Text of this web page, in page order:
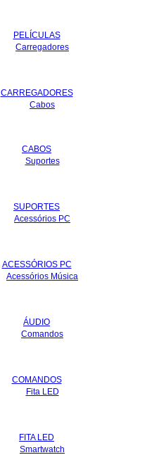
PELÍCULAS
CARREGADORES
CABOS
SUPORTES
ACESSÓRIOS PC
ÁUDIO
COMANDOS
FITA LED